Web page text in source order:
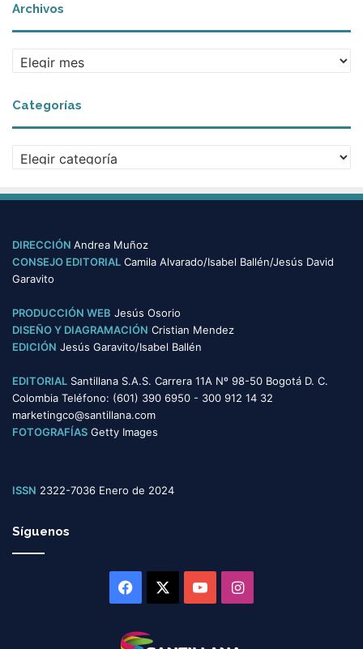
Archivos
r
h
i
Categorías
a
e
o
r
s
DIRECCIÓN Andrea Muñoz
CONSEJO EDITORIAL Camila Alvarado/Isabel Ballén/Jesús David
Garavito
PRODUCCIÓN WEB Jesús Osorio
DISEÑO Y DIAGRAMACIÓN Cristian Mendez
EDICIÓN Jesús Garavito/Isabel Ballén
EDITORIAL Santillana S.A.S. Carrera 11A Nº 98-50 Bogotá D. C.
Colombia Teléfono: (601) 390 6950 - 300 912 14 32
marketingco@santillana.com
FOTOGRAFÍAS Getty Images
ISSN 2322-7036 Enero de 2024
Síguenos
Facebook YouTubeInstagram